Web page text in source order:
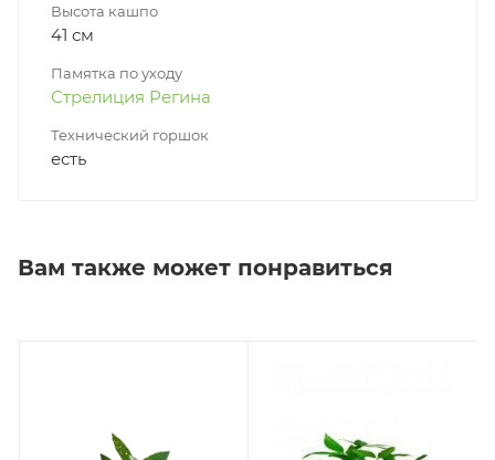
Высота кашпо
41 см
Памятка по уходу
Стрелиция Регина
Технический горшок
есть
Вам также может понравиться